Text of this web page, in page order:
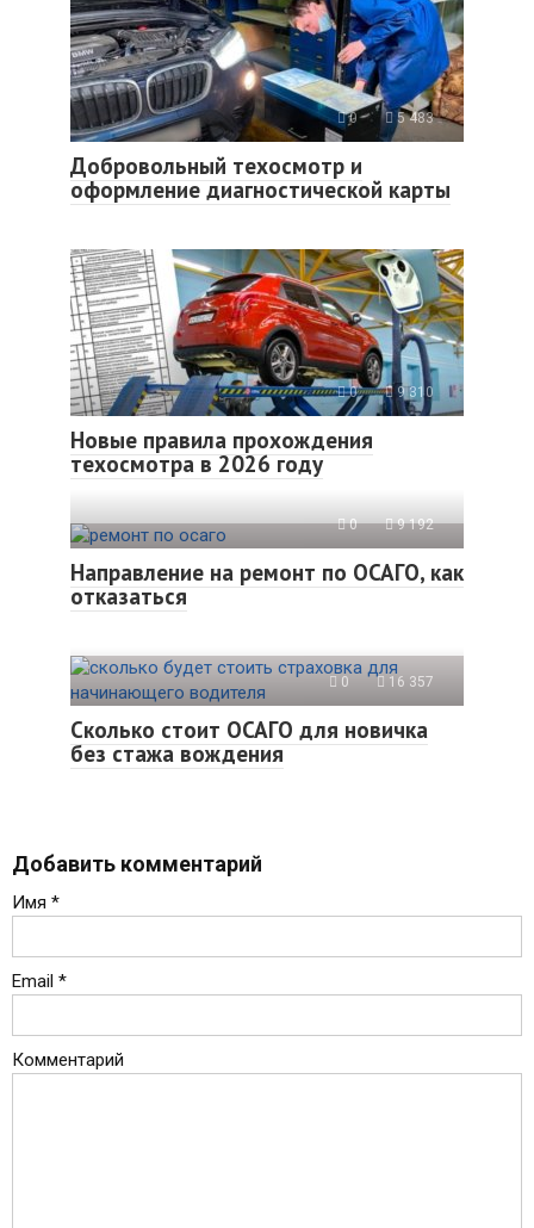
0 5 483
Добровольный техосмотр и
оформление диагностической карты
0 9 310
Новые правила прохождения
техосмотра в 2026 году
0 9 192
Направление на ремонт по ОСАГО, как
отказаться
0 16 357
Сколько стоит ОСАГО для новичка
без стажа вождения
Добавить комментарий
Имя *
Email *
Комментарий